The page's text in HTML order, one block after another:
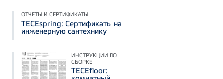
ОТЧЕТЫ И СЕРТИФИКАТЫ
TECEspring: Сертификаты на
инженерную сантехнику
ИНСТРУКЦИИ ПО
СБОРКЕ
TECEfloor: